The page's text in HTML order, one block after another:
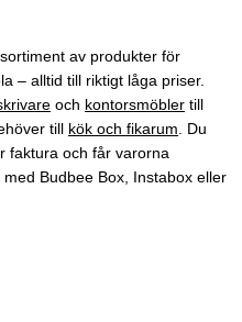
av produkter för
– alltid till riktigt låga priser.
och kontorsmöbler till
till kök och fikarum . Du
faktura och får varorna
Budbee Box, Instabox eller